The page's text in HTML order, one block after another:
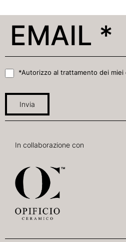
*Autorizzo al trattamento dei miei
Invia
In collaborazione con